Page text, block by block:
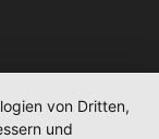
von Dritten,
und